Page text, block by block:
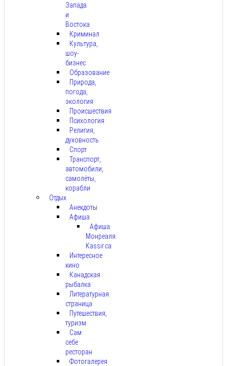
Запада
и
Востока
Криминал
Культура,
шоу-
бизнес
Образование
Природа,
погода,
экология
Происшествия
Психология
Религия,
духовность
Спорт
Транспорт,
автомобили,
самолёты,
корабли
Отдых
Анекдоты
Афиша
Афиша
Монреаля:
Kassir.ca
Интересное
кино
Канадская
рыбалка
Литературная
страница
Путешествия,
туризм
Сам
себе
ресторан
Фотогалерея